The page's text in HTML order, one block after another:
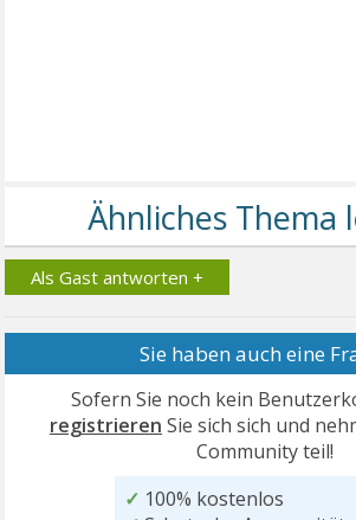
Als Gast antworten +
Sie haben auch eine
Sofern Sie noch kein
registrieren Sie sich sich und
Community teil!
✓ 100% kostenlos